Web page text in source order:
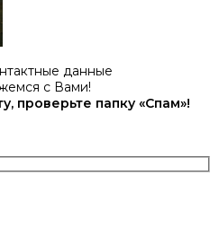
данные
с Вами!
проверьте папку «Спам»!